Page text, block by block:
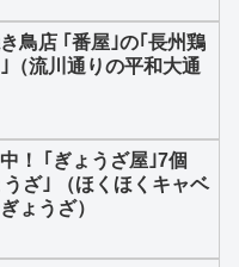
鳥店 ｢番屋｣の｢長州鶏
｣（流川通りの平和大通
！ ｢ぎょうざ屋｣7個
ざ｣ （ほくほくキャベ
ょうざ）